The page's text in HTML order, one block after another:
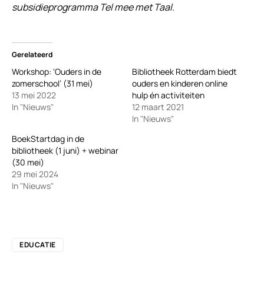
subsidieprogramma Tel mee met Taal.
Gerelateerd
Workshop: ‘Ouders in de
zomerschool’ (31 mei)
13 mei 2022
In "Nieuws"
Bibliotheek Rotterdam biedt
ouders en kinderen online
hulp én activiteiten
12 maart 2021
In "Nieuws"
BoekStartdag in de
bibliotheek (1 juni) + webinar
(30 mei)
29 mei 2024
In "Nieuws"
EDUCATIE